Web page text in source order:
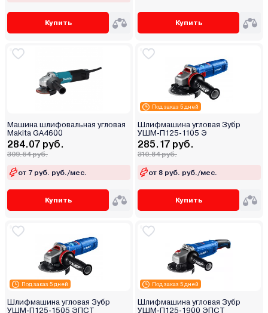
Купить Купить
Машина шлифовальная угловая
Makita GA4600
284.07 руб.
309.64 руб.
от 7 руб. руб./мес.
Купить
Под заказ 5 дней
Шлифмашина угловая Зубр
УШМ-П125-1105 Э
285.17 руб.
310.84 руб.
от 8 руб. руб./мес.
Купить
Под заказ 5 дней
Шлифмашина угловая Зубр
УШМ-П125-1505 ЭПСТ
Под заказ 5 дней
Шлифмашина угловая Зубр
УШМ-П125-1900 ЭПСТ